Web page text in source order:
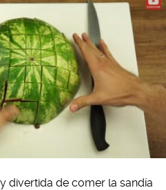
divertida de comer la sandía